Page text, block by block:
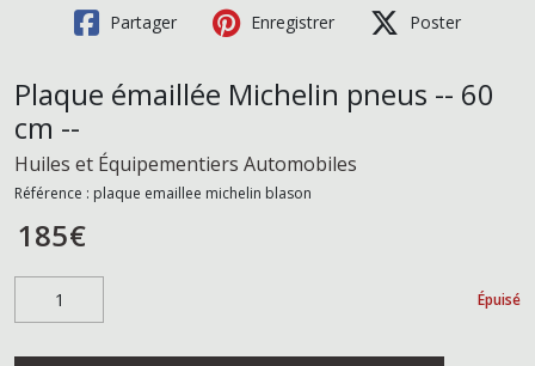
Partager Enregistrer Poster
Plaque émaillée Michelin pneus -- 60
cm --
Huiles et Équipementiers Automobiles
Référence : plaque emaillee michelin blason
185€
Épuisé